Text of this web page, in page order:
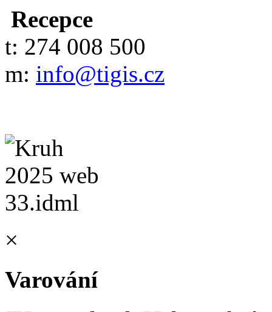
Recepce
t: 274 008 500
m: info@tigis.cz
×
Varování